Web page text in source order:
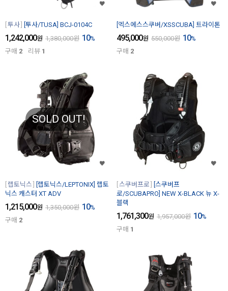
투사 [투사/TUSA] BCJ-0104C
1,242,000원 1,380,000원 10%
구매 2 리뷰 1
[엑스에스스쿠버/XSSCUBA] 트라이톤
495,000원 550,000원 10%
구매 2
SOLD OUT!
랩토닉스
[랩토닉스/LEPTONIX] 랩토
닉스 캐스터 XT ADV
1,215,000원 1,350,000원 10%
구매 2
스쿠버프로
[스쿠버프
로/SCUBAPRO] NEW X-BLACK 뉴 X-
블랙
1,761,300원 1,957,000원 10%
구매 1